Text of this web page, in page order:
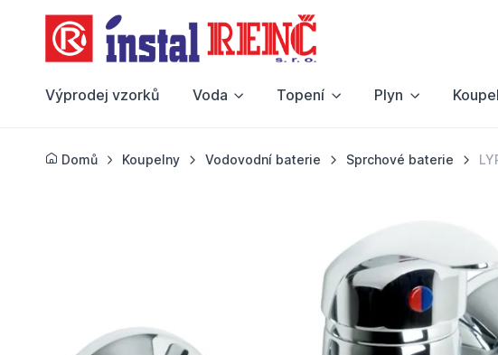
Výprodej vzorků Voda Topení Plyn
Domů Koupelny Vodovodní baterie Sprchové baterie